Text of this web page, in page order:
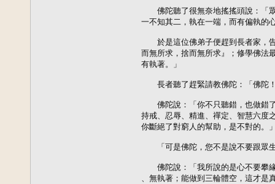
佛陀聽了很無奈地搖搖頭說：「
一不知其二，執在一端，而有偏執的
於是這位佛弟子便趕到長者家，
而無所求，捨而無所求』；修學佛法
有執著。」
長者聽了趕緊請教佛陀：「佛陀
佛陀說：「你不只聽錯，也做錯
持戒、忍辱、精進、禪定、智慧六度
你斷絕了對窮人的幫助，是不對的。
「可是佛陀，您不是說不要跟眾
佛陀說：「我所說的是心不要攀
、無執著；能做到三輪體空，這才是